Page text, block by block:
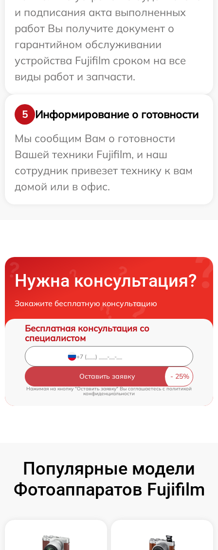
и подписания акта выполненных
работ Вы получите документ о
гарантийном обслуживании
устройства Fujifilm сроком на все
виды работ и запчасти.
5
Информирование о готовности
Мы сообщим Вам о готовности
Вашей техники Fujifilm, и наш
сотрудник привезет технику к вам
домой или в офис.
Нужна консультация?
Закажите бесплатную консультацию
Бесплатная консультация со
специалистом
Оставить заявку
Нажимая на кнопку "Оставить заявку" Вы соглашаетесь c политикой
конфиденциальности
Популярные модели
Фотоаппаратов Fujifilm